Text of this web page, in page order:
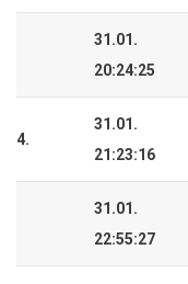
31.01.
20:24:25
4.
31.01.
21:23:16
31.01.
22:55:27